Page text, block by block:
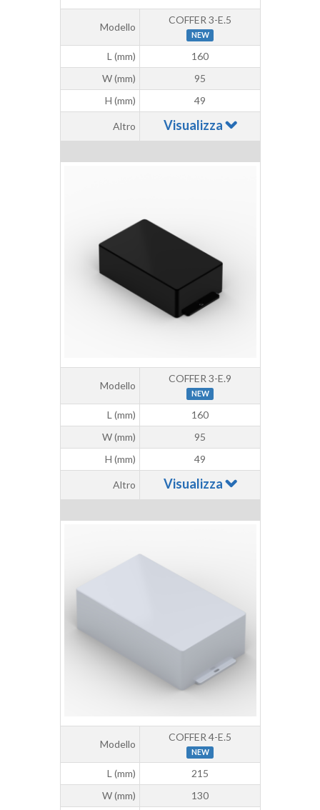
Modello
COFFER 3-E.5
NEW
L (mm)
160
W (mm)
95
H (mm)
49
Altro Visualizza
Modello
COFFER 3-E.9
NEW
L (mm)
160
W (mm)
95
H (mm)
49
Altro Visualizza
Modello
COFFER 4-E.5
NEW
L (mm)
215
W (mm)
130